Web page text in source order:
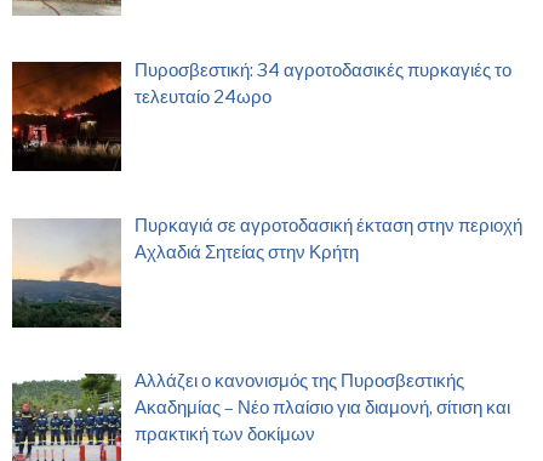
Πυροσβεστική: 34 αγροτοδασικές πυρκαγιές το
τελευταίο 24ωρο
Πυρκαγιά σε αγροτοδασική έκταση στην περιοχή
Αχλαδιά Σητείας στην Κρήτη
Αλλάζει ο κανονισμός της Πυροσβεστικής
Ακαδημίας – Νέο πλαίσιο για διαμονή, σίτιση και
πρακτική των δοκίμων